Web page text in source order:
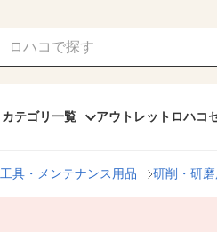
カテゴリ一覧 アウトレット ロハコ
工具・メンテナンス用品 研削・研